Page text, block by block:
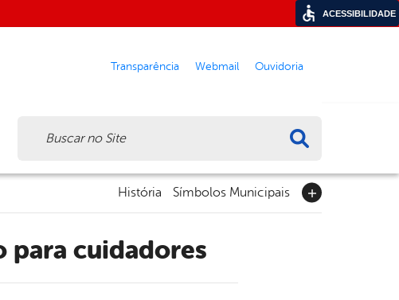
Transparência Webmail Ouvidoria
História Símbolos Municipais
para cuidadores
ACESSIBILIDADE